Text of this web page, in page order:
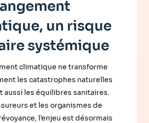
un risque
systémique
climatique ne transforme
les catastrophes naturelles
aussi les équilibres sanitaires.
et les organismes de
l’enjeu est désormais